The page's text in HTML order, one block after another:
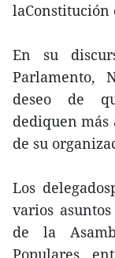
laConstitución
En su
Parlamento,
deseo de
dediquen más
de su
Los
varios
de la
Populares,